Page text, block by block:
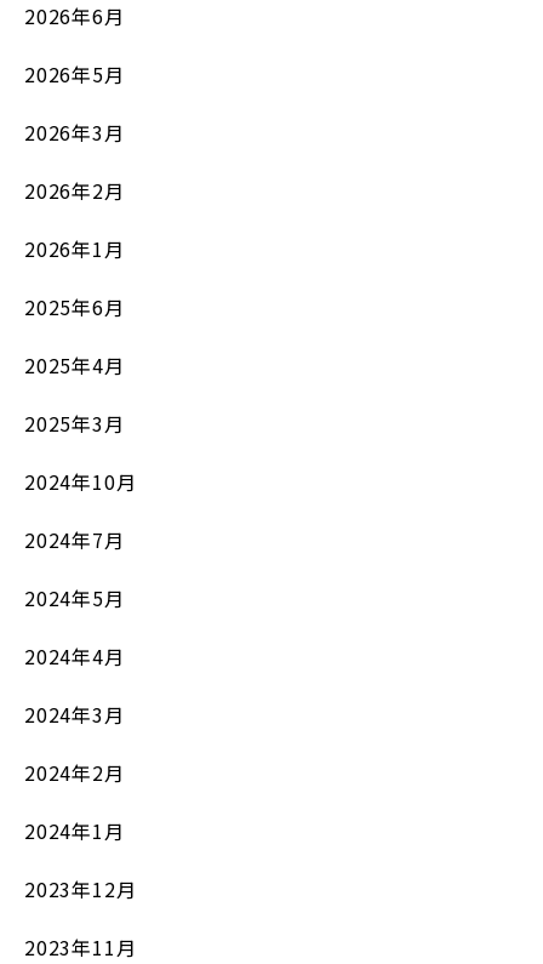
2026年6月
2026年5月
2026年3月
2026年2月
2026年1月
2025年6月
2025年4月
2025年3月
2024年10月
2024年7月
2024年5月
2024年4月
2024年3月
2024年2月
2024年1月
2023年12月
2023年11月